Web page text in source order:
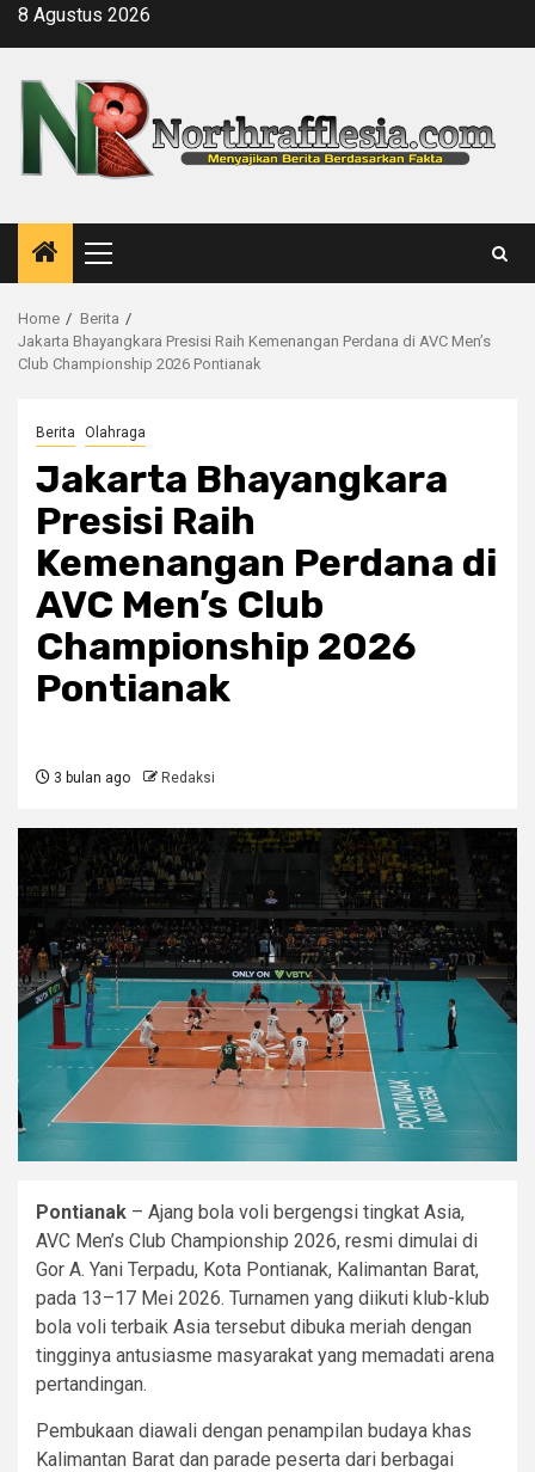
Skip8 Agustus 2026
Primary
Menu
Home
Berita
Jakarta Bhayangkara Presisi Raih Kemenangan Perdana di AVC Men’s
Club Championship 2026 Pontianak
Berita Olahraga
Jakarta Bhayangkara
Presisi Raih
Kemenangan Perdana di
AVC Men’s Club
Championship 2026
Pontianak
3 bulan ago Redaksi
Pontianak – Ajang bola voli bergengsi tingkat Asia,
AVC Men’s Club Championship 2026, resmi dimulai di
Gor A. Yani Terpadu, Kota Pontianak, Kalimantan Barat,
pada 13–17 Mei 2026. Turnamen yang diikuti klub-klub
bola voli terbaik Asia tersebut dibuka meriah dengan
tingginya antusiasme masyarakat yang memadati arena
pertandingan.
Pembukaan diawali dengan penampilan budaya khas
Kalimantan Barat dan parade peserta dari berbagai